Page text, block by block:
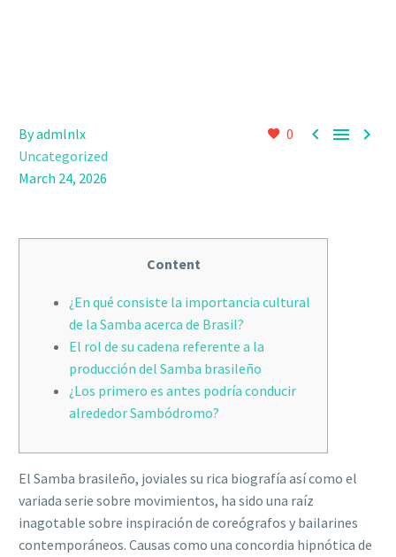
0   
By admlnlx
Uncategorized
March 24, 2026
Content
¿En qué consiste la importancia cultural
de la Samba acerca de Brasil?
El rol de su cadena referente a la
producción del Samba brasileño
¿Los primero es antes podría conducir
alrededor Sambódromo?
El Samba brasileño, joviales su rica biografía así­ como el
variada serie sobre movimientos, ha sido una raíz
inagotable sobre inspiración de coreógrafos y bailarines
contemporáneos. Causas como una concordia hipnótica de